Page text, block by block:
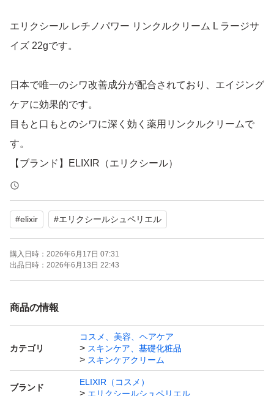
エリクシール レチノパワー リンクルクリーム L ラージサ
イズ 22gです。
日本で唯一のシワ改善成分が配合されており、エイジング
ケアに効果的です。
目もと口もとのシワに深く効く薬用リンクルクリームで
す。
【ブランド】ELIXIR（エリクシール）
【商品名】レチノパワー リンクルクリーム L
【容量】22g
【商品の状態】新品未開封
◆購入時期：2026年 5月
◆使用方法
にとり、目や口のまわりなど、しわが気になる部分にやさ
しくなじませます。
※朝お使いになる場合は、レチノールの効果を守るため
#elixir #エリクシールシュペリエル
購入日時： 2026年6月17日 07:31
出品日時： 2026年6月13日 22:43
商品の情報
カテゴリ
コスメ、美容、ヘアケア
スキンケア、基礎化粧品
スキンケアクリーム
ブランド
ELIXIR（コスメ）
エリクシールシュペリエル